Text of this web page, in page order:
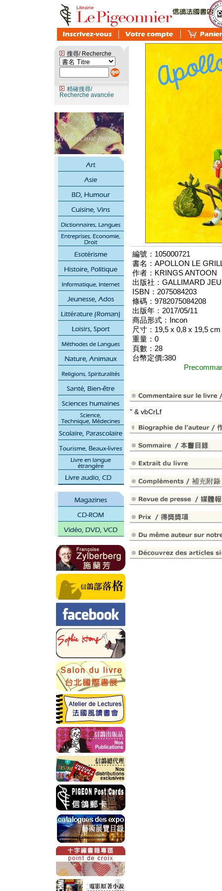
搜尋/ Recherche
精確搜尋/
Recherche avancée
編號：105000721
書名：APOLLON LE
作者：KRINGS ANTOON
出版社：GALLIMARD
ISBN：2075084203
條碼：9782075084208
出版年：2017/05/11
商品形式：Incon
尺寸：19,5 x 0,8 x 19,5 cm
重量：0
頁數：28
台幣定價:380
" & vbCrLf